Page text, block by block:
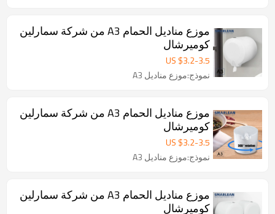
موزع مناديل الحمام A3 من شركة سمارلين
كوميرشال
US $3.2-3.5
نموذج:موزع مناديل A3
موزع مناديل الحمام A3 من شركة سمارلين
كوميرشال
US $3.2-3.5
نموذج:موزع مناديل A3
موزع مناديل الحمام A3 من شركة سمارلين
كوميرشال